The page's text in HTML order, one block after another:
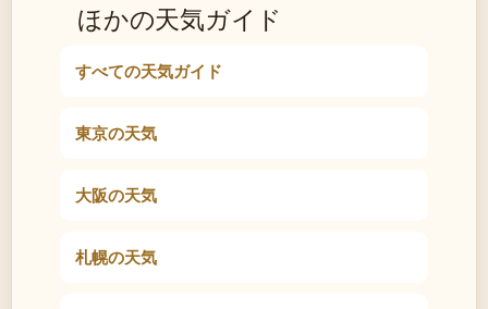
ほかの天気ガイド
すべての天気ガイド
東京の天気
大阪の天気
札幌の天気